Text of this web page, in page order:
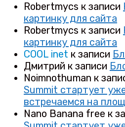
Robertmycs к записи
картинку для сайта
Robertmycs к записи
картинку для сайта
COOL inet к записи
Дмитрий к записи
Noimnothuman к
Summit стартует
встречаемся на
Nano Banana free к